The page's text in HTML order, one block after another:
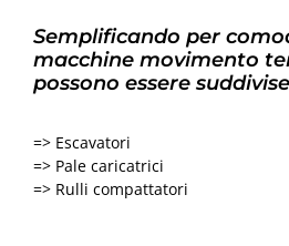
Semplificando per
macchine movimento
possono essere
=> Escavatori
=> Pale caricatrici
=> Rulli compattatori